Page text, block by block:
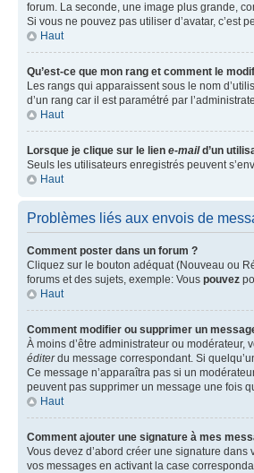
forum. La seconde, une image plus grande,
Si vous ne pouvez pas utiliser d’avatar, c’est
Haut
Qu’est-ce que mon rang et comment le
Les rangs qui apparaissent sous le nom
d’un rang car il est paramétré par
Haut
Lorsque je clique sur le lien e-maild’un
Seuls les utilisateurs enregistrés peuvent
Haut
Problèmes liés aux envois de
Comment poster dans un forum ?
Cliquez sur le bouton adéquat (Nouveau ou
forums et des sujets, exemple: Vous pouvez
Haut
Comment modifier ou supprimer un
À moins d’être administrateur ou
éditerdu message correspondant. Si
Ce message n’apparaîtra pas si un
peuvent pas supprimer un message une fois
Haut
Comment ajouter une signature à mes
Vous devez d’abord créer une signature
vos messages en activant la case